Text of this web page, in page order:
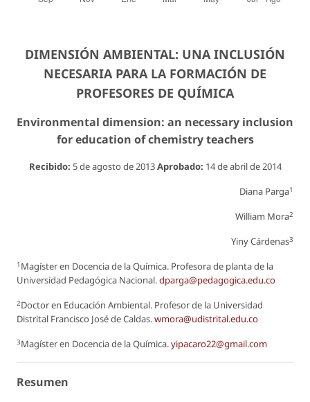
DIMENSIÓN AMBIENTAL: UNA INCLUSIÓN
NECESARIA PARA LA FORMACIÓN DE
PROFESORES DE QUÍMICA
Environmental dimension: an necessary inclusion
for education of chemistry teachers
Recibido: 5 de agosto de 2013Aprobado: 14 de abril de 2014
Diana Parga1
William Mora2
Yiny Cárdenas3
1 Magíster en Docencia de la Química. Profesora de planta de la
Universidad Pedagógica Nacional.dparga@pedagogica.edu.co
2Doctor en Educación Ambiental. Profesor de la Universidad
Distrital Francisco José de Caldas.wmora@udistrital.edu.co
3Magíster en Docencia de la Química.yipacaro22@gmail.com
Resumen